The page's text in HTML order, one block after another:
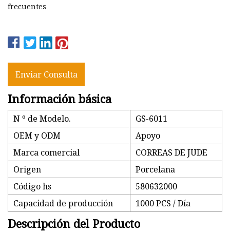
frecuentes
Enviar Consulta
Información básica
N º de Modelo.
GS-6011
OEM y ODM
Apoyo
Marca comercial
CORREAS DE JUDE
Origen
Porcelana
Código hs
580632000
Capacidad de producción
1000 PCS / Día
Descripción del Producto